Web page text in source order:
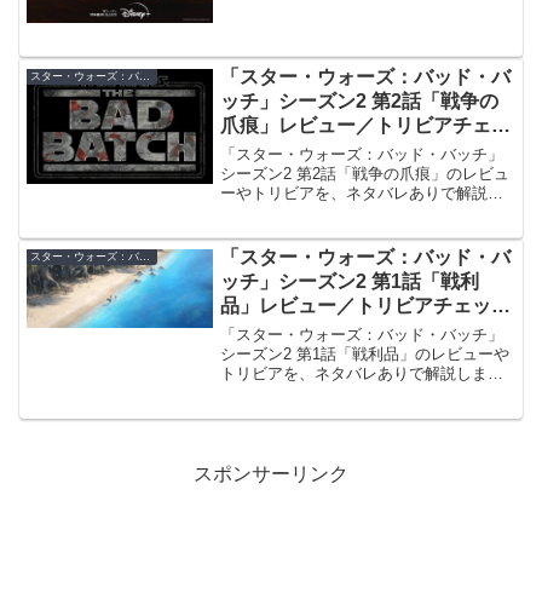
「スター・ウォーズ：バッド・バ
ッチ」シーズン2 第2話「戦争の
爪痕」レビュー／トリビアチェッ
クポイント【ネタバレ注意】
「スター・ウォーズ：バッド・バッチ」
シーズン2 第2話「戦争の爪痕」のレビュ
ーやトリビアを、ネタバレありで解説し
「スター・ウォーズ：バッド・バ
ッチ」シーズン2 第1話「戦利
品」レビュー／トリビアチェック
ポイント【ネタバレ注意】
「スター・ウォーズ：バッド・バッチ」
シーズン2 第1話「戦利品」のレビューや
トリビアを、ネタバレありで解説しま
スポンサーリンク